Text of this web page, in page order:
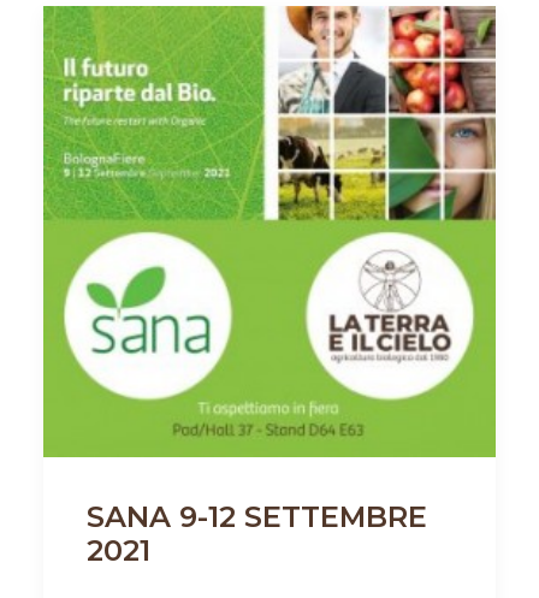
SANA 9-12 SETTEMBRE
2021